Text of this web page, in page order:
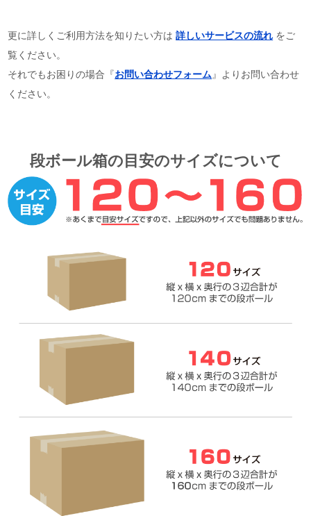
更に詳しくご利用方法を知りたい方は詳しいサービスの流れをご
覧ください。
それでもお困りの場合『お問い合わせフォーム』よりお問い合わせ
ください。
段ボール箱の目安のサイズについて